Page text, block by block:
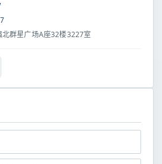
群星广场A座32楼3227室